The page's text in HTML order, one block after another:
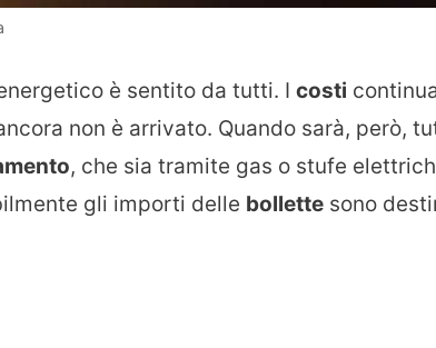
è sentito da tutti. I costi
non è arrivato. Quando sarà, però,
, che sia tramite gas o stufe
gli importi delle bollette sono